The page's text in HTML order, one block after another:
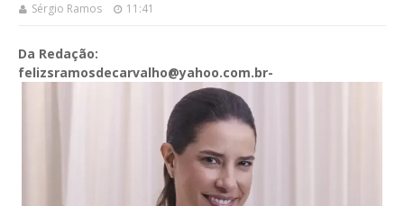
Sérgio Ramos 11:41
Da Redação:
felizsramosdecarvalho@yahoo.com.br-